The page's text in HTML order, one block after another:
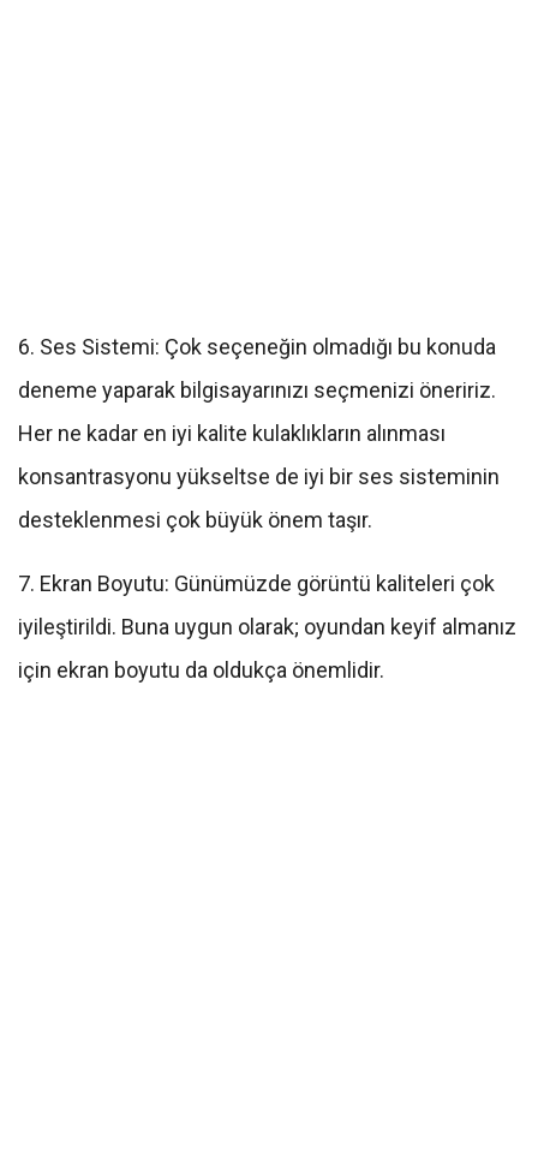
6. Ses Sistemi: Çok seçeneğin olmadığı bu konuda
deneme yaparak bilgisayarınızı seçmenizi öneririz.
Her ne kadar en iyi kalite kulaklıkların alınması
konsantrasyonu yükseltse de iyi bir ses sisteminin
desteklenmesi çok büyük önem taşır.
7. Ekran Boyutu: Günümüzde görüntü kaliteleri çok
iyileştirildi. Buna uygun olarak; oyundan keyif almanız
için ekran boyutu da oldukça önemlidir.